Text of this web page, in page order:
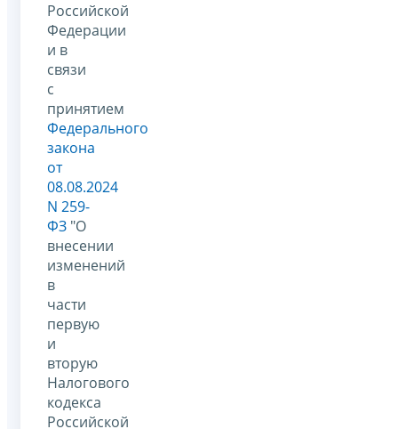
Российской
Федерации
и в
связи
с
принятием
Федерального
закона
от
08.08.2024
N 259-
ФЗ "О
внесении
изменений
в
части
первую
и
вторую
Налогового
кодекса
Российской